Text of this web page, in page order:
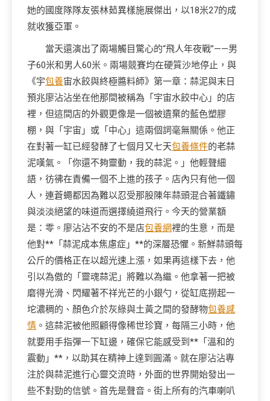
她的國度隊隊友張林茹異樣施展傑出，以18米27的成
就收獲亞軍。
當天還演出了兩場觸目驚心的“飛人年夜戰”——男
子60米和男人60米。兩場競賽均在硬質沙地停止，與
《宇包養宙水餃與終極醬料師》第一章：蒜泥與末日
預兆廖沾沾坐在他那間被稱為「宇宙水餃中心」的店
裡，但這間店的外觀更像是一個被遺棄的藍色塑膠
棚，與「宇宙」或「中心」這兩個詞毫無關係。他正
在對著一缸已經發酵了七個月又七天包養條件的老蒜
泥嘆氣。「你還不夠靈動，我的蒜泥。」他輕聲細
語，彷彿在責備一個不上進的孩子。店內只有他一個
人，連蒼蠅都因為難以忍受那股陳年蒜頭混合著鐵鏽
與淡淡絕望的味道而選擇繞道飛行。今天的營業額
是：零。廖沾沾不安的不是店包養網裡的生意，而是
他對**「蒜泥成本焦慮症」**的深層恐懼。新鮮蒜頭每
公斤的價格正在以超光速上漲，如果再這樣下去，他
引以為傲的「靈魂蒜泥」將難以為繼。他拿著一把被
磨得光滑、閃耀著不祥光芒的小銀勺，從缸底撈起一
坨濃稠的、顏色介於灰綠與土黃之間的發酵物包養感
情 。這蒜泥被他照顧得像稀世珍寶，每隔三小時，他
就要用手指彈一下缸邊，確保它能感受到**「溫和的
震動」**，以助其在精神上達到圓滿。就在廖沾沾專
注於與蒜泥進行心靈交流時，外面的世界開始發出一
些不對勁的信號。首先是聲音。街上所有的汽車喇叭